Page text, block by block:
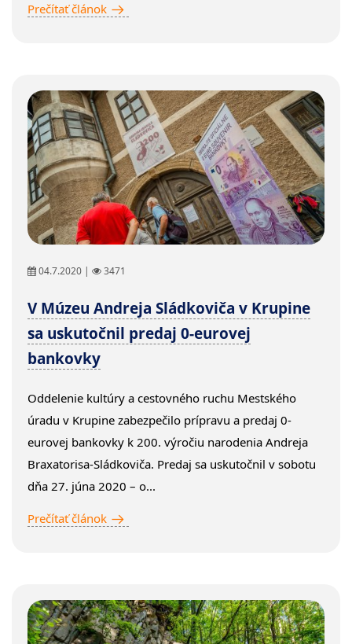
Prečítať článok
04.7.2020 | 3471
V Múzeu Andreja Sládkoviča v Krupine
sa uskutočnil predaj 0-eurovej
bankovky
Oddelenie kultúry a cestovného ruchu Mestského
úradu v Krupine zabezpečilo prípravu a predaj 0-
eurovej bankovky k 200. výročiu narodenia Andreja
Braxatorisa-Sládkoviča. Predaj sa uskutočnil v sobotu
dňa 27. júna 2020 – o...
Prečítať článok